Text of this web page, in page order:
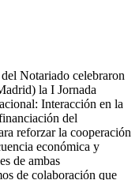
Notariado celebraron
la I Jornada
Interacción en la
del
reforzar la cooperación
económica y
de ambas
de colaboración que